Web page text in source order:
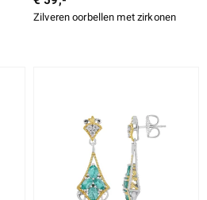
Zilveren oorbellen met zirkonen